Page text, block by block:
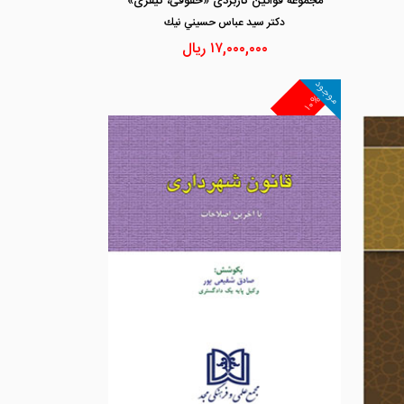
دكتر سيد عباس حسيني نيك
۱۷,۰۰۰,۰۰۰ ریال
۱۰%
موجود